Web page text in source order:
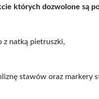
których dozwolone są
z natką pietruszki,
stawów oraz markery